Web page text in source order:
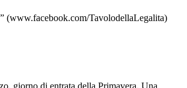
(www.facebook.com/TavolodellaLegalita)